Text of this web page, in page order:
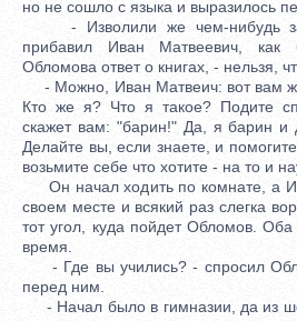
но не сошло с языка и выразилось
- Изволили же чем-нибудь
прибавил Иван Матвеевич,
Обломова ответ о книгах, - нельзя,
- Можно, Иван Матвеич: вот вам
Кто же я? Что я такое? Подите
скажет вам: "барин!" Да, я барин и
Делайте вы, если знаете, и
возьмите себе что хотите - на то и
Он начал ходить по комнате, а
своем месте и всякий раз слегка
тот угол, куда пойдет Обломов.
время.
- Где вы учились? - спросил
перед ним.
- Начал было в гимназии, да из